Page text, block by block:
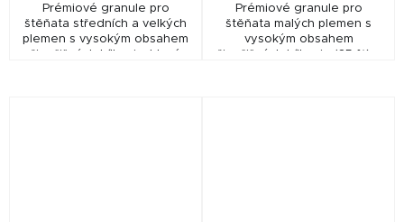
Prémiové granule pro
štěňata středních a velkých
plemen s vysokým obsahem
Prémiové granule pro
štěňata malých plemen s
vysokým obsahem